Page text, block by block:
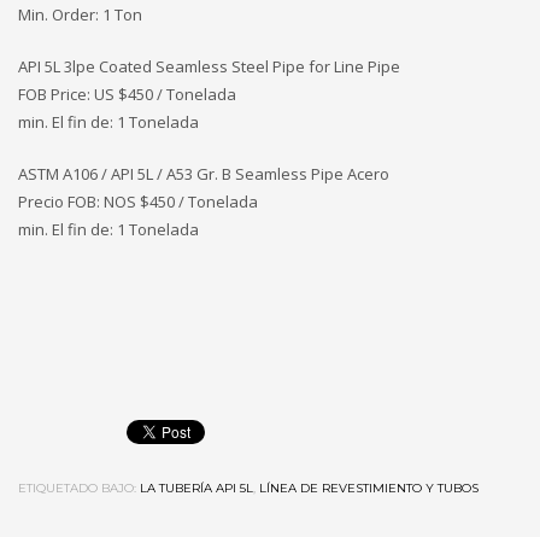
Min. Order: 1 Ton
API 5L 3lpe Coated Seamless Steel Pipe for Line Pipe
FOB Price: US $450 / Tonelada
min. El fin de: 1 Tonelada
ASTM A106 / API 5L / A53 Gr. B Seamless Pipe Acero
Precio FOB: NOS $450 / Tonelada
min. El fin de: 1 Tonelada
ETIQUETADO BAJO: LA TUBERÍA API 5L, LÍNEA DE REVESTIMIENTO Y TUBOS